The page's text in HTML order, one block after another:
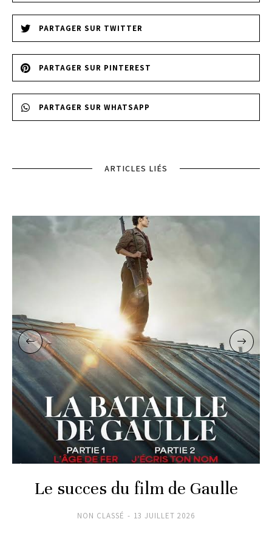
PARTAGER SUR TWITTER
PARTAGER SUR PINTEREST
PARTAGER SUR WHATSAPP
ARTICLES LIÉS
Le succes du film de Gaulle
NON CLASSÉ 13 JUILLET 2026